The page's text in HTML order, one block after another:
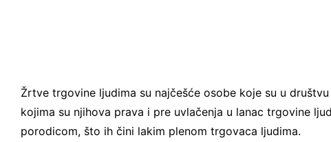
Žrtve trgovine ljudima su najčešće osobe koje su u
kojima su njihova prava i pre uvlačenja u lanac trgovine
porodicom, što ih čini lakim plenom trgovaca ljudima.